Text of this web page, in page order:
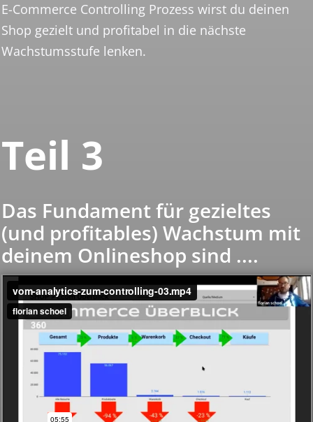
E-Commerce Controlling Prozess wirst du deinen
Shop gezielt und profitabel in die nächste
Wachstumsstufe lenken.
Teil 3
Das Fundament für gezieltes
(und profitables) Wachstum mit
deinem Onlineshop sind ....